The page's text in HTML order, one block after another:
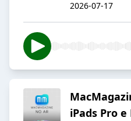
2026-07-17
iPads Pro